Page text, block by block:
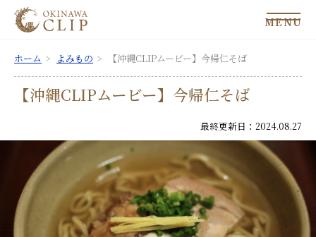
MENU
ホーム よみもの 【沖縄CLIPムービー】今帰仁そば
【沖縄CLIPムービー】今帰仁そば
最終更新日：2024.08.27